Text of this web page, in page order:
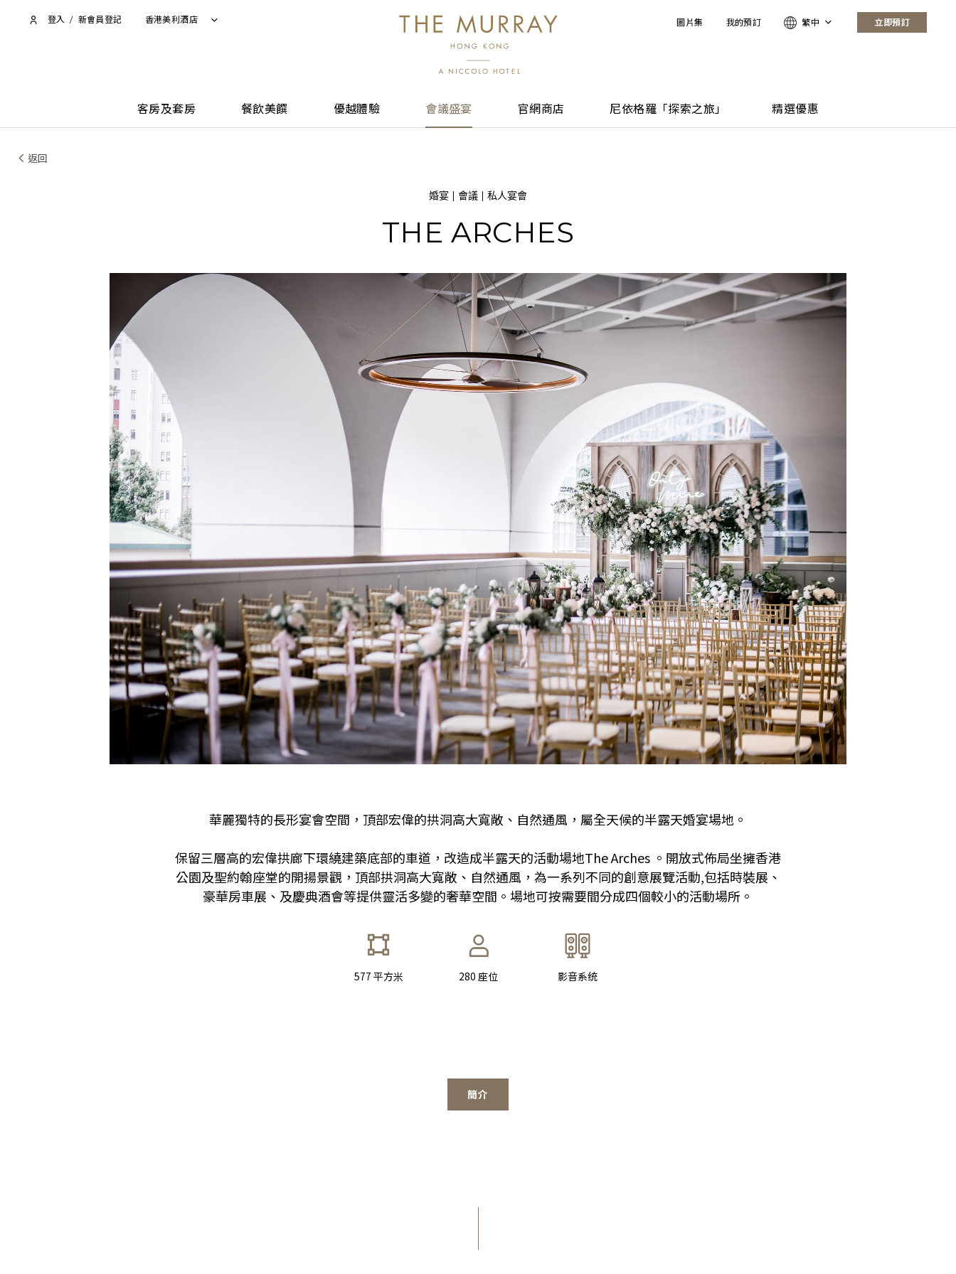
登入 / 新會員登記 香港美利酒店 圖片集 我的預訂 繁中 立即預訂
客房及套房 餐飲美饌 優越體驗 會議盛宴 官網商店 尼依格羅「探索之旅」 精選優惠
返回
婚宴 | 會議 | 私人宴會
THE ARCHES
華麗獨特的長形宴會空間，頂部宏偉的拱洞高大寬敞、自然通風，屬全天候的半露天婚宴場地。
保留三層高的宏偉拱廊下環繞建築底部的車道，改造成半露天的活動場地The Arches 。開放式佈局坐擁香港
公園及聖約翰座堂的開揚景觀，頂部拱洞高大寬敞、自然通風，為一系列不同的創意展覽活動,包括時裝展、
豪華房車展、及慶典酒會等提供靈活多變的奢華空間。場地可按需要間分成四個較小的活動場所。
577 平方米 280 座位 影音系统
簡介